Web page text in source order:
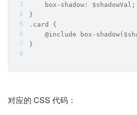
    box-shadow: $shadowVal;
}
.card {
@include box-
}
对应的 CSS 代码：